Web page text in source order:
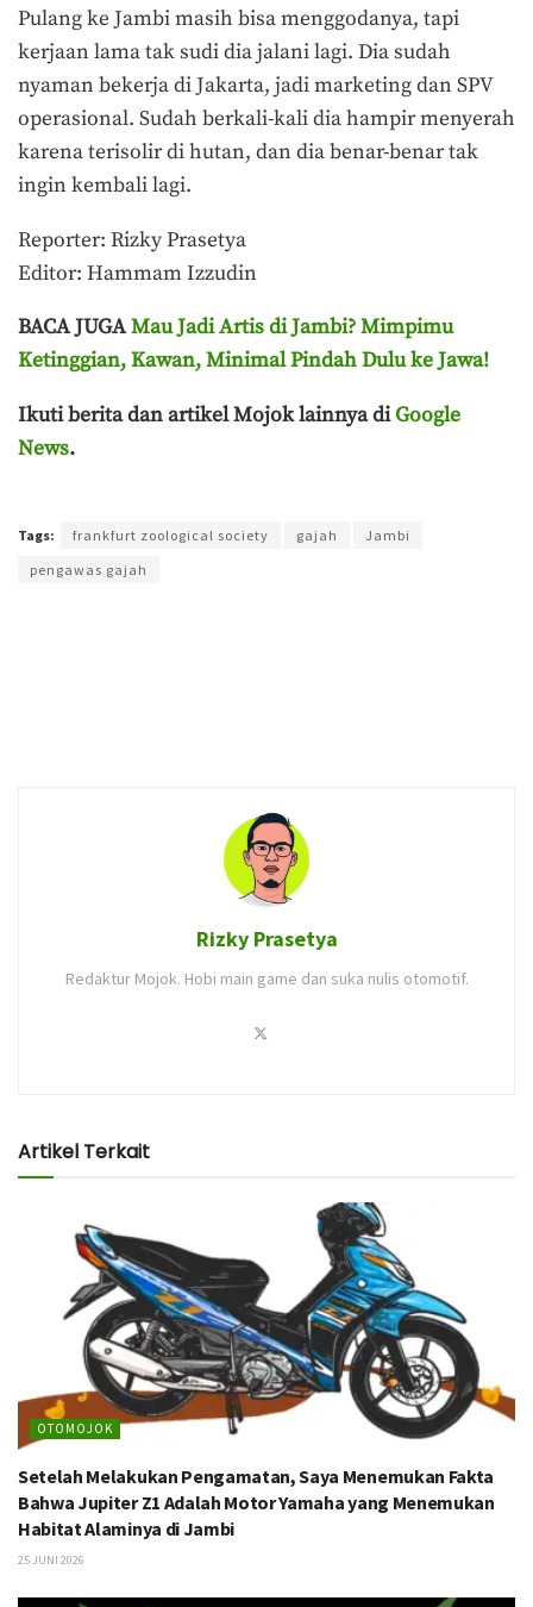
Pulang ke Jambi masih bisa menggodanya, tapi
kerjaan lama tak sudi dia jalani lagi. Dia sudah
nyaman bekerja di Jakarta, jadi marketing dan SPV
operasional. Sudah berkali-kali dia hampir menyerah
karena terisolir di hutan, dan dia benar-benar tak
ingin kembali lagi.
Reporter: Rizky Prasetya
Editor: Hammam Izzudin
BACA JUGAMau Jadi Artis di Jambi? Mimpimu
Ketinggian, Kawan, Minimal Pindah Dulu ke Jawa!
Ikuti berita dan artikel Mojok lainnya diGoogle
News.
Tags: frankfurt zoological society gajah
Jambi
pengawas gajah
Rizky Prasetya
Redaktur Mojok. Hobi main game dan suka nulis otomotif.
Artikel Terkait
OTOMOJOK
Setelah Melakukan Pengamatan, Saya Menemukan Fakta
Bahwa Jupiter Z1 Adalah Motor Yamaha yang Menemukan
Habitat Alaminya di Jambi
25 JUNI 2026